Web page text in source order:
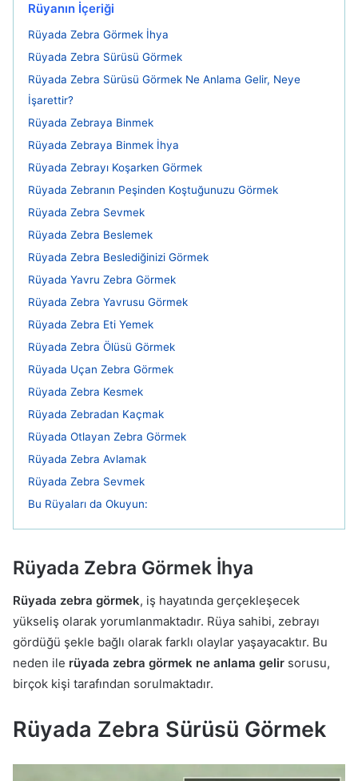
Rüyanın İçeriği
Rüyada Zebra Görmek İhya
Rüyada Zebra Sürüsü Görmek
Rüyada Zebra Sürüsü Görmek Ne Anlama Gelir, Neye
İşarettir?
Rüyada Zebraya Binmek
Rüyada Zebraya Binmek İhya
Rüyada Zebrayı Koşarken Görmek
Rüyada Zebranın Peşinden Koştuğunuzu Görmek
Rüyada Zebra Sevmek
Rüyada Zebra Beslemek
Rüyada Zebra Beslediğinizi Görmek
Rüyada Yavru Zebra Görmek
Rüyada Zebra Yavrusu Görmek
Rüyada Zebra Eti Yemek
Rüyada Zebra Ölüsü Görmek
Rüyada Uçan Zebra Görmek
Rüyada Zebra Kesmek
Rüyada Zebradan Kaçmak
Rüyada Otlayan Zebra Görmek
Rüyada Zebra Avlamak
Rüyada Zebra Sevmek
Bu Rüyaları da Okuyun:
Rüyada Zebra Görmek İhya
Rüyada zebra görmek, iş hayatında gerçekleşecek
yükseliş olarak yorumlanmaktadır. Rüya sahibi, zebrayı
gördüğü şekle bağlı olarak farklı olaylar yaşayacaktır. Bu
neden ile rüyada zebra görmek ne anlama gelir sorusu,
birçok kişi tarafından sorulmaktadır.
Rüyada Zebra Sürüsü Görmek